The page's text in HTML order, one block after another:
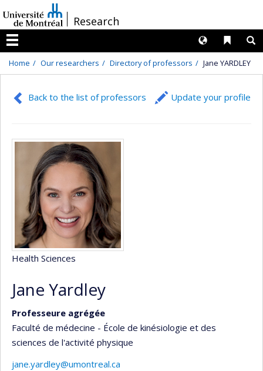
au
contenu
/Research
Menu
Liens
Langues
Home Our researchers Directory of professors Jane YARDLEY
Back to the list of professors Update your profile
Health Sciences
Jane Yardley
Professeure agrégée
Faculté de médecine - École de kinésiologie et des
sciences de l'activité physique
jane.yardley@umontreal.ca